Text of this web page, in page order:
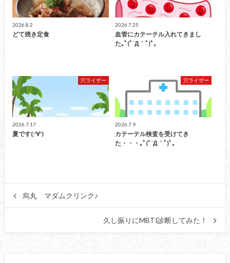
2026.8.2
どて焼き定食
2026.7.25
血管にカテーテル入れてきまし
た｡ﾟ(ﾟ´Д｀ﾟ)ﾟ｡
穴ライザー
2026.7.17
夏です(;'∀')
穴ライザー
2026.7.9
カテーテル検査を受けてき
た・・・｡ﾟ(ﾟ´Д｀ﾟ)ﾟ｡
烏丸 マダムクリンク♪
久し振りにMBTI診断してみた！